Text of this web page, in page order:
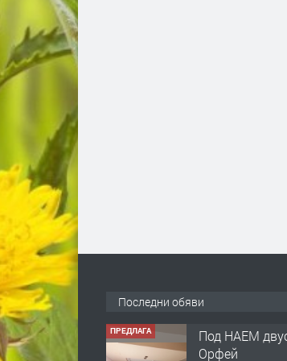
Последни обяви
ПРЕДЛАГА
Под НАЕМ
Орфей